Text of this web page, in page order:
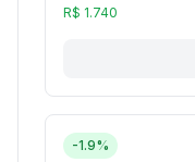
R$ 1.740
-1.9%